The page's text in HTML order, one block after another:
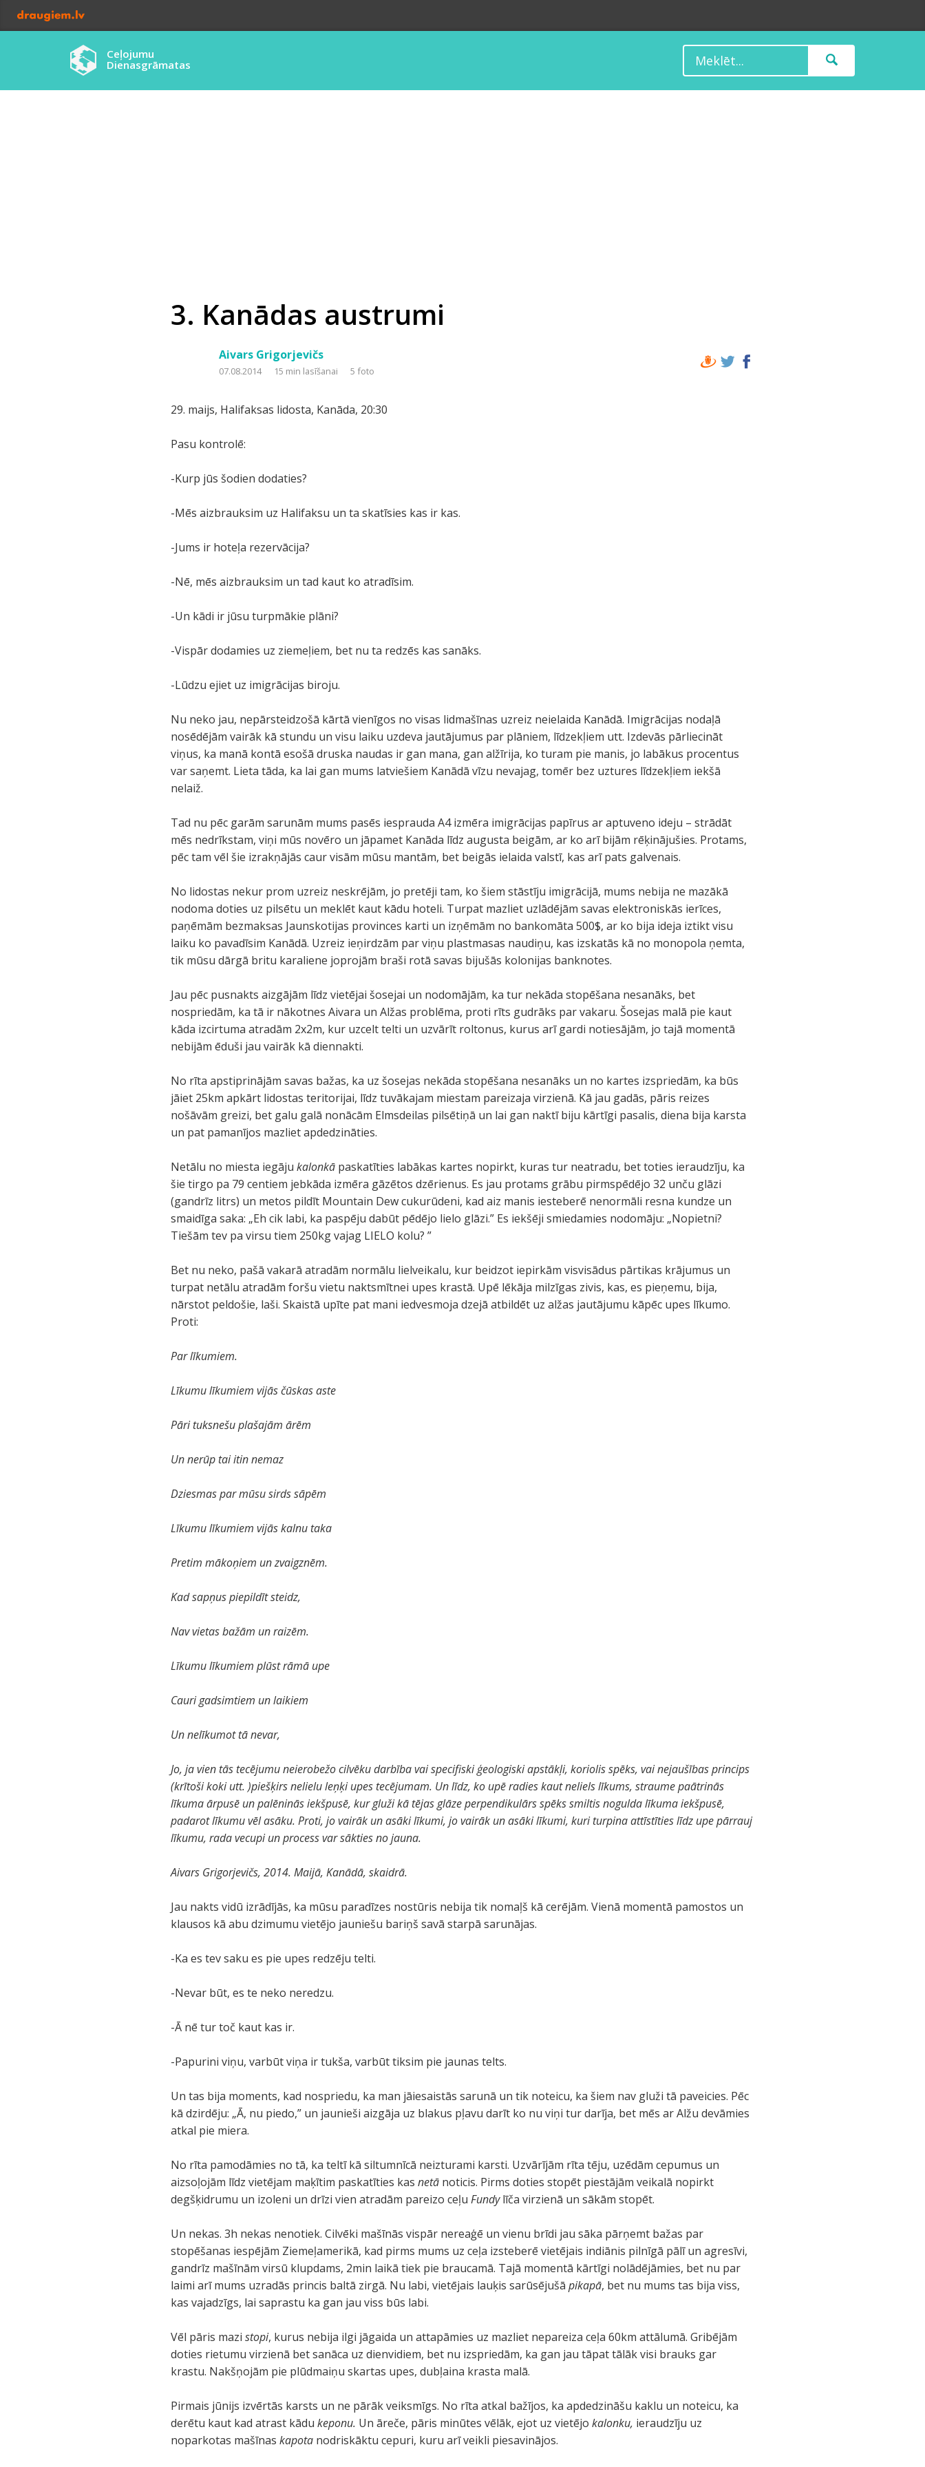
Ceļojumu
Dienasgrāmatas
3. Kanādas austrumi
Aivars Grigorjevičs
07.08.2014 15 min lasīšanai 5 foto
29. maijs, Halifaksas lidosta, Kanāda, 20:30
Pasu kontrolē:
-Kurp jūs šodien dodaties?
-Mēs aizbrauksim uz Halifaksu un ta skatīsies kas ir kas.
-Jums ir hoteļa rezervācija?
-Nē, mēs aizbrauksim un tad kaut ko atradīsim.
-Un kādi ir jūsu turpmākie plāni?
-Vispār dodamies uz ziemeļiem, bet nu ta redzēs kas sanāks.
-Lūdzu ejiet uz imigrācijas biroju.
Nu neko jau, nepārsteidzošā kārtā vienīgos no visas lidmašīnas uzreiz neielaida Kanādā. Imigrācijas nodaļā
nosēdējām vairāk kā stundu un visu laiku uzdeva jautājumus par plāniem, līdzekļiem utt. Izdevās pārliecināt
viņus, ka manā kontā esošā druska naudas ir gan mana, gan alžīrija, ko turam pie manis, jo labākus procentus
var saņemt. Lieta tāda, ka lai gan mums latviešiem Kanādā vīzu nevajag, tomēr bez uztures līdzekļiem iekšā
nelaiž.
Tad nu pēc garām sarunām mums pasēs iesprauda A4 izmēra imigrācijas papīrus ar aptuveno ideju – strādāt
mēs nedrīkstam, viņi mūs novēro un jāpamet Kanāda līdz augusta beigām, ar ko arī bijām rēķinājušies. Protams,
pēc tam vēl šie izrakņājās caur visām mūsu mantām, bet beigās ielaida valstī, kas arī pats galvenais.
No lidostas nekur prom uzreiz neskrējām, jo pretēji tam, ko šiem stāstīju imigrācijā, mums nebija ne mazākā
nodoma doties uz pilsētu un meklēt kaut kādu hoteli. Turpat mazliet uzlādējām savas elektroniskās ierīces,
paņēmām bezmaksas Jaunskotijas provinces karti un izņēmām no bankomāta 500$, ar ko bija ideja iztikt visu
laiku ko pavadīsim Kanādā. Uzreiz ieņirdzām par viņu plastmasas naudiņu, kas izskatās kā no monopola ņemta,
tik mūsu dārgā britu karaliene joprojām braši rotā savas bijušās kolonijas banknotes.
Jau pēc pusnakts aizgājām līdz vietējai šosejai un nodomājām, ka tur nekāda stopēšana nesanāks, bet
nospriedām, ka tā ir nākotnes Aivara un Alžas problēma, proti rīts gudrāks par vakaru. Šosejas malā pie kaut
kāda izcirtuma atradām 2x2m, kur uzcelt telti un uzvārīt roltonus, kurus arī gardi notiesājām, jo tajā momentā
nebijām ēduši jau vairāk kā diennakti.
No rīta apstiprinājām savas bažas, ka uz šosejas nekāda stopēšana nesanāks un no kartes izspriedām, ka būs
jāiet 25km apkārt lidostas teritorijai, līdz tuvākajam miestam pareizaja virzienā. Kā jau gadās, pāris reizes
nošāvām greizi, bet galu galā nonācām Elmsdeilas pilsētiņā un lai gan naktī biju kārtīgi pasalis, diena bija karsta
un pat pamanījos mazliet apdedzināties.
Netālu no miesta iegājukalonkā paskatīties labākas kartes nopirkt, kuras tur neatradu, bet toties ieraudzīju, ka
šie tirgo pa 79 centiem jebkāda izmēra gāzētos dzērienus. Es jau protams grābu pirmspēdējo 32 unču glāzi
(gandrīz litrs) un metos pildīt Mountain Dew cukurūdeni, kad aiz manis iesteberē nenormāli resna kundze un
smaidīga saka: „Eh cik labi, ka paspēju dabūt pēdējo lielo glāzi.” Es iekšēji smiedamies nodomāju: „Nopietni?
Tiešām tev pa virsu tiem 250kg vajag LIELO kolu? ”
Bet nu neko, pašā vakarā atradām normālu lielveikalu, kur beidzot iepirkām visvisādus pārtikas krājumus un
turpat netālu atradām foršu vietu naktsmītnei upes krastā. Upē lēkāja milzīgas zivis, kas, es pieņemu, bija,
nārstot peldošie, laši. Skaistā upīte pat mani iedvesmoja dzejā atbildēt uz alžas jautājumu kāpēc upes līkumo.
Proti:
Par līkumiem.
Līkumu līkumiem vijās čūskas aste
Pāri tuksnešu plašajām ārēm
Un nerūp tai itin nemaz
Dziesmas par mūsu sirds sāpēm
Līkumu līkumiem vijās kalnu taka
Pretim mākoņiem un zvaigznēm.
Kad sapņus piepildīt steidz,
Nav vietas bažām un raizēm.
Līkumu līkumiem plūst rāmā upe
Cauri gadsimtiem un laikiem
Un nelīkumot tā nevar,
Jo, ja vien tās tecējumu neierobežo cilvēku darbība vai specifiski ģeologiski apstākļi, koriolis spēks, vai nejaušības princips
(krītoši koki utt. )piešķirs nelielu leņķi upes tecējumam. Un līdz, ko upē radies kaut neliels līkums, straume paātrinās
līkuma ārpusē un palēninās iekšpusē, kur gluži kā tējas glāze perpendikulārs spēks smiltis nogulda līkuma iekšpusē,
padarot līkumu vēl asāku. Proti, jo vairāk un asāki līkumi, jo vairāk un asāki līkumi, kuri turpina attīstīties līdz upe pārrauj
līkumu, rada vecupi un process var sākties no jauna.
Aivars Grigorjevičs, 2014. Maijā, Kanādā, skaidrā.
Jau nakts vidū izrādījās, ka mūsu paradīzes nostūris nebija tik nomaļš kā cerējām. Vienā momentā pamostos un
klausos kā abu dzimumu vietējo jauniešu bariņš savā starpā sarunājas.
-Ka es tev saku es pie upes redzēju telti.
-Nevar būt, es te neko neredzu.
-Ā nē tur toč kaut kas ir.
-Papurini viņu, varbūt viņa ir tukša, varbūt tiksim pie jaunas telts.
Un tas bija moments, kad nospriedu, ka man jāiesaistās sarunā un tik noteicu, ka šiem nav gluži tā paveicies. Pēc
kā dzirdēju: „Ā, nu piedo,” un jaunieši aizgāja uz blakus pļavu darīt ko nu viņi tur darīja, bet mēs ar Alžu devāmies
atkal pie miera.
No rīta pamodāmies no tā, ka teltī kā siltumnīcā neizturami karsti. Uzvārījām rīta tēju, uzēdām cepumus un
aizsoļojām līdz vietējam maķītim paskatīties kasnetā noticis. Pirms doties stopēt piestājām veikalā nopirkt
degšķidrumu un izoleni un drīzi vien atradām pareizo ceļuFundylīča virzienā un sākām stopēt.
Un nekas. 3h nekas nenotiek. Cilvēki mašīnās vispār nereaģē un vienu brīdi jau sāka pārņemt bažas par
stopēšanas iespējām Ziemeļamerikā, kad pirms mums uz ceļa izsteberē vietējais indiānis pilnīgā pālī un agresīvi,
gandrīz mašīnām virsū klupdams, 2min laikā tiek pie braucamā. Tajā momentā kārtīgi nolādējāmies, bet nu par
laimi arī mums uzradās princis baltā zirgā. Nu labi, vietējais lauķis sarūsējušāpikapā, bet nu mums tas bija viss,
kas vajadzīgs, lai saprastu ka gan jau viss būs labi.
Vēl pāris mazistopi, kurus nebija ilgi jāgaida un attapāmies uz mazliet nepareiza ceļa 60km attālumā. Gribējām
doties rietumu virzienā bet sanāca uz dienvidiem, bet nu izspriedām, ka gan jau tāpat tālāk visi brauks gar
krastu. Nakšņojām pie plūdmaiņu skartas upes, dubļaina krasta malā.
Pirmais jūnijs izvērtās karsts un ne pārāk veiksmīgs. No rīta atkal bažījos, ka apdedzināšu kaklu un noteicu, ka
derētu kaut kad atrast kādukeponu. Un āreče, pāris minūtes vēlāk, ejot uz vietējokalonku, ieraudzīju uz
noparkotas mašīnaskapota nodriskāktu cepuri, kuru arī veikli piesavinājos.